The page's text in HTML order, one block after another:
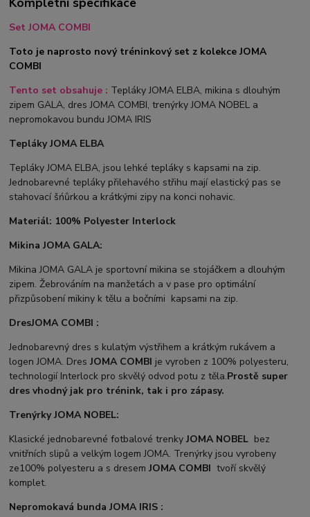
Set JOMA COMBI
Toto je naprosto nový tréninkový set z kolekce JOMA
COMBI
Tento set obsahuje : Tepláky JOMA ELBA, mikina s dlouhým
zipem GALA, dres JOMA COMBI, trenýrky JOMA NOBEL a
nepromokavou bundu JOMA IRIS
Tepláky JOMA ELBA
Tepláky JOMA ELBA, jsou lehké tepláky s kapsami na zip.
Jednobarevné tepláky přilehavého střihu mají elastický pas se
stahovací šńůrkou a krátkými zipy na konci nohavic.
Materiál: 100% Polyester Interlock
Mikina JOMA GALA:
Mikina JOMA GALA je sportovní mikina se stojáčkem a dlouhým
zipem. Žebrováním na manžetách a v pase pro optimální
přizpůsobení mikiny k tělu a bočními kapsami na zip.
DresJOMA COMBI :
Jednobarevný dres s kulatým výstřihem a krátkým rukávem a
logen JOMA. DresJOMA COMBI je vyroben z 100% polyesteru,
technologií Interlock pro skvělý odvod potu z těla.Prostě super
dres vhodný jak pro trénink, tak i pro zápasy.
Trenýrky JOMA NOBEL:
Klasické jednobarevné fotbalové trenky JOMA NOBEL bez
vnitřních slipů a velkým logem JOMA. Trenýrky jsou vyrobeny
ze100% polyesteru a s dresemJOMA COMBI tvoří skvělý
komplet.
Nepromokavá bunda JOMA IRIS :